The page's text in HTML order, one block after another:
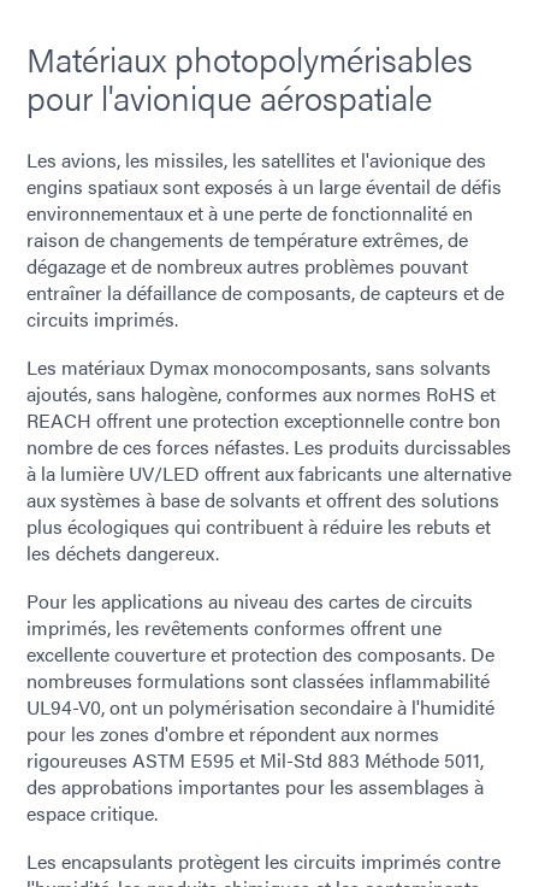
Matériaux photopolymérisables
pour l'avionique aérospatiale
Les avions, les missiles, les satellites et l'avionique des
engins spatiaux sont exposés à un large éventail de défis
environnementaux et à une perte de fonctionnalité en
raison de changements de température extrêmes, de
dégazage et de nombreux autres problèmes pouvant
entraîner la défaillance de composants, de capteurs et de
circuits imprimés.
Les matériaux Dymax monocomposants, sans solvants
ajoutés, sans halogène, conformes aux normes RoHS et
REACH offrent une protection exceptionnelle contre bon
nombre de ces forces néfastes. Les produits durcissables
à la lumière UV/LED offrent aux fabricants une alternative
aux systèmes à base de solvants et offrent des solutions
plus écologiques qui contribuent à réduire les rebuts et
les déchets dangereux.
Pour les applications au niveau des cartes de circuits
imprimés, les revêtements conformes offrent une
excellente couverture et protection des composants. De
nombreuses formulations sont classées inflammabilité
UL94-V0, ont un polymérisation secondaire à l'humidité
pour les zones d'ombre et répondent aux normes
rigoureuses ASTM E595 et Mil-Std 883 Méthode 5011,
des approbations importantes pour les assemblages à
espace critique.
Les encapsulants protègent les circuits imprimés contre